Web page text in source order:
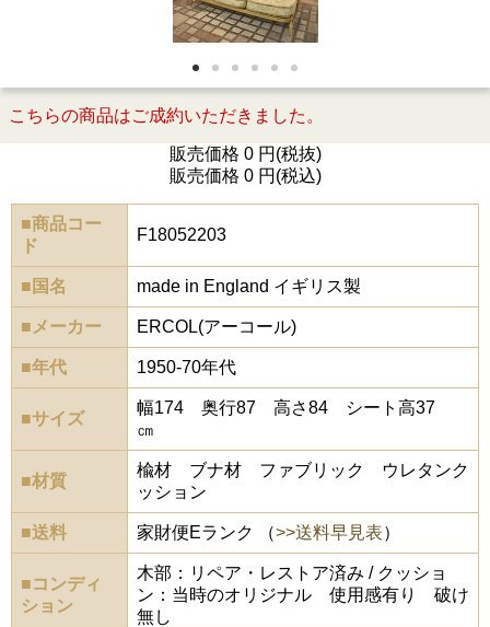
こちらの商品はご成約いただきました。
販売価格 0 円(税抜)
販売価格 0 円(税込)
■商品コー
ド
F18052203
■国名 made in England イギリス製
■メーカー ERCOL(アーコール)
■年代 1950-70年代
■サイズ
幅174 奥行87 高さ84 シート高37
㎝
■材質
楡材 ブナ材 ファブリック ウレタンク
ッション
■送料 家財便Eランク （>>送料早見表）
■コンディ
ション
木部：リペア・レストア済み / クッショ
ン：当時のオリジナル 使用感有り 破け
無し